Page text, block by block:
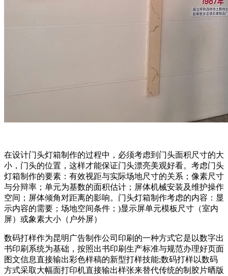
在设计门头灯箱制作的过程中，必须考虑到门头面积尺寸的大
小，门头的位置，这样才能保证门头漂亮美观好看。考虑门头
灯箱制作的要素：有效视距与实际场地尺寸的关系；像素尺寸
与分辩率；单元为基数的面积估计；屏体机械安装及维护操作
空间；屏体倾角对距离的影响。门头灯箱制作考虑的内容：显
示内容的需要；场地空间条件；)显示屏单元模板尺寸（室内
屏）或象素大小（户外屏）
数码打样作为昆明广告制作公司印刷的一种方式它是以数字出
书印刷系统为基础，按照出书印刷生产标准与规范办理好页面
图文信息直接输出彩色样稿的新型打样技能;数码打样以数码
方式采取大幅面打印机直接输出样张来替代传统的制胶片晒版